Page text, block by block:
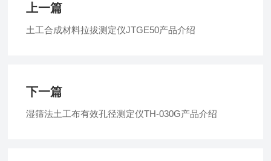
上一篇
土工合成材料拉拔测定仪JTGE50产品介绍
下一篇
湿筛法土工布有效孔径测定仪TH-030G产品介绍